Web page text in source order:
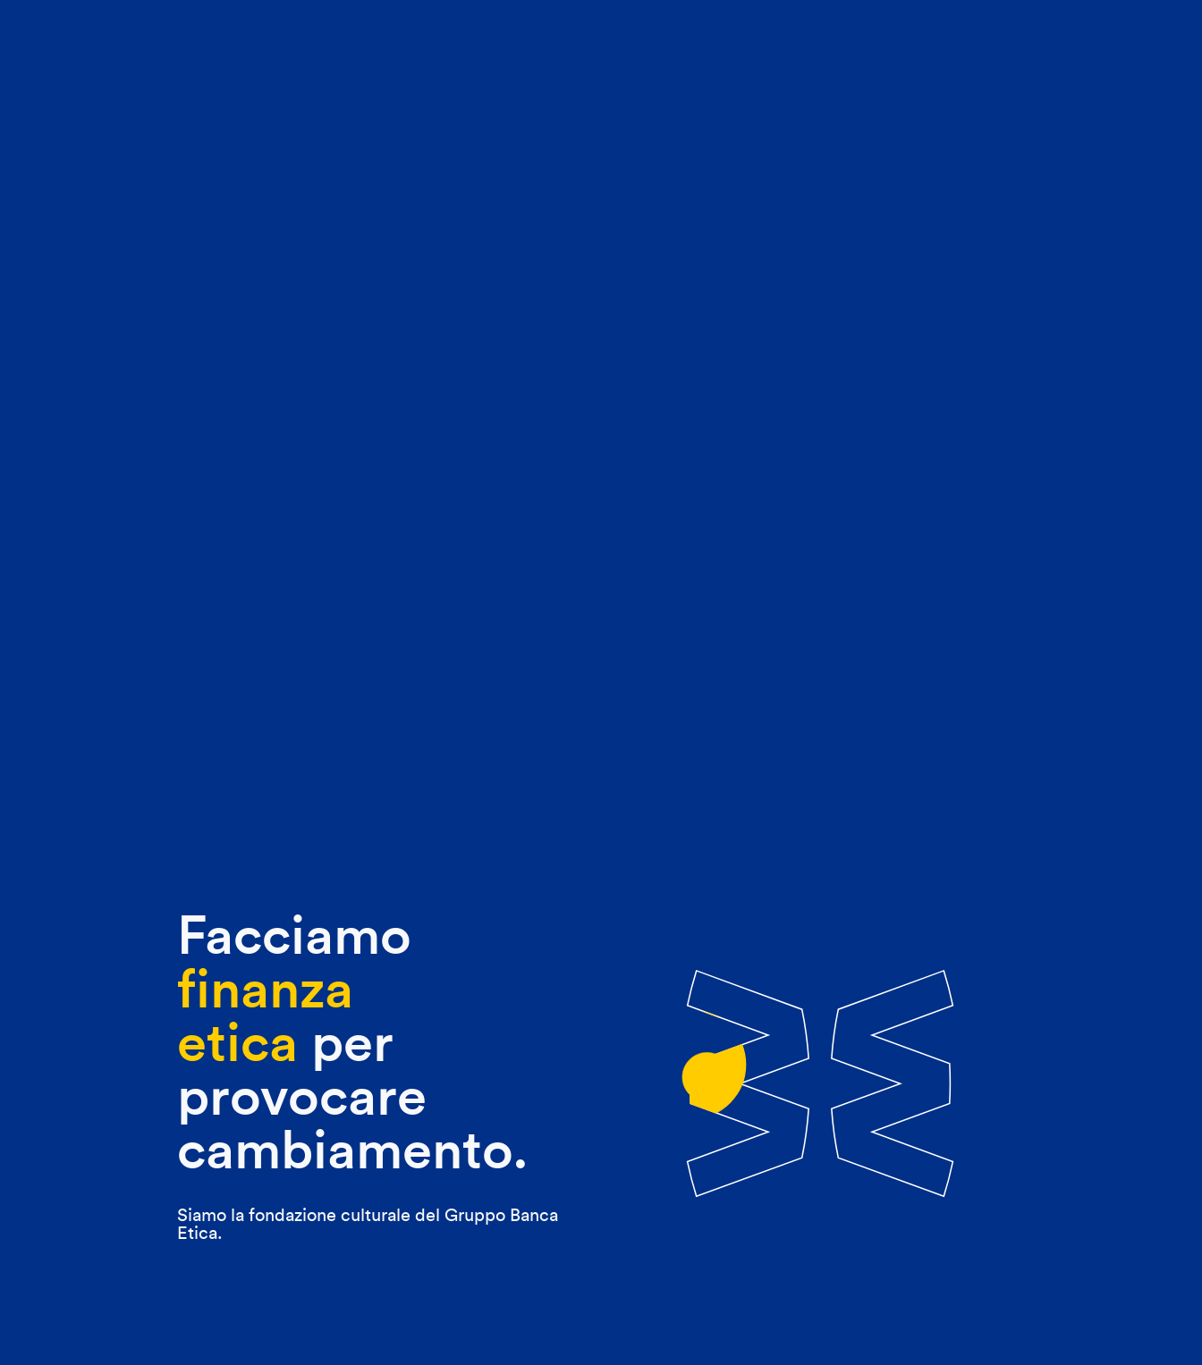
Facciamo
finanza
etica per
provocare
cambiamento.
Siamo la fondazione culturale del Gruppo Banca
Etica.